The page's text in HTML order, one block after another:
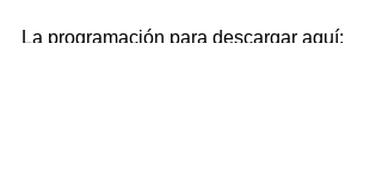
La programación para descargar aquí: